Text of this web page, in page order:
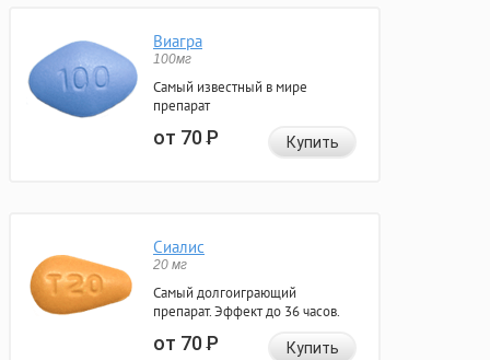
Виагра
100мг
Самый известный в мире
препарат
от 70Р Купить
Сиалис
20 мг
Самый долгоиграющий
препарат. Эффект до 36 часов.
от 70Р Купить